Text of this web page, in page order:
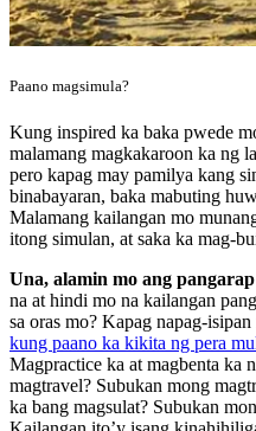
Paano magsimula?
Kung inspired ka baka pwede
malamang magkakaroon ka ng
pero kapag may pamilya kang
binabayaran, baka mabuting
Malamang kailangan mo
itong simulan, at saka ka mag-
Una, alamin mo ang
na at hindi mo na kailangan
sa oras mo? Kapag napag-isipan
kung paano ka kikita ng pera
Magpractice ka at magbenta ka
magtravel? Subukan mong
ka bang magsulat? Subukan